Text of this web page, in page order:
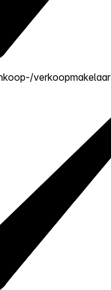
verkoopmakelaar